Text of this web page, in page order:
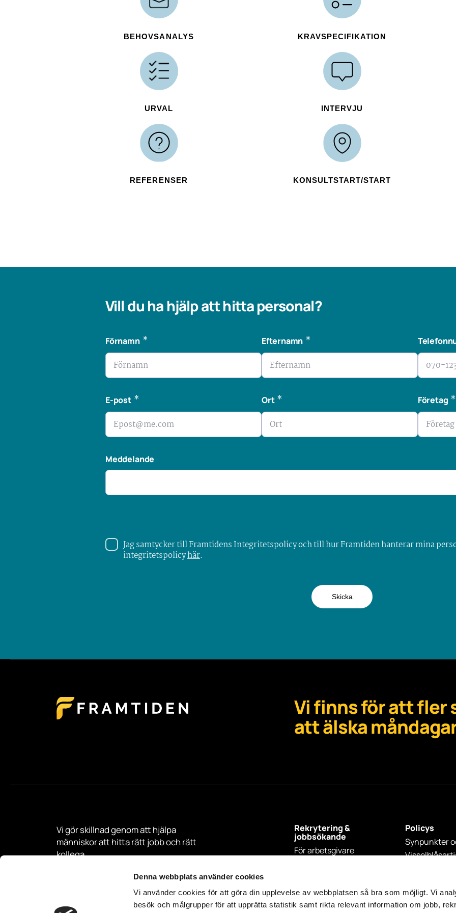
Denna webbplats använder cookies
Vi använder cookies för att göra din upplevelse av webbplatsen så bra som möjligt. Vi
besök och målgrupper för att upprätta statistik samt rikta relevant information om jobb,
BEHOVSANALYS KRAVSPECIFIKATION
URVAL INTERVJU
REFERENSER KONSULTSTART/START
Vill du ha hjälp att hitta personal?
Förnamn * Efternamn *
E-post * Ort * Företag *
Meddelande
Jag samtycker till Framtidens Integritetspolicy och till hur Framtiden hanterar mina
integritetspolicyhär.
Skicka
Vi finns för att fler
att älska
Vi gör skillnad genom att hjälpa
människor att hitta rätt jobb och rätt
kollega.
Rekrytering &
jobbsökande
För arbetsgivare
Policys
Synpunkter